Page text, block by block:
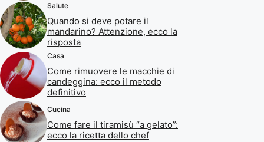
Salute
Quando si deve potare il
mandarino? Attenzione, ecco la
risposta
Casa
Come rimuovere le macchie di
candeggina: ecco il metodo
definitivo
Cucina
Come fare il tiramisù “a gelato”:
ecco la ricetta dello chef